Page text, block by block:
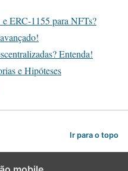
ERC-1155 para NFTs?
Entenda!
e Hipóteses
Ir para o topo